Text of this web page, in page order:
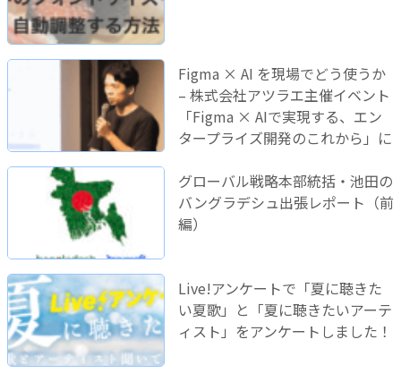
Figma × AI を現場でどう使うか
– 株式会社アツラエ主催イベント
「Figma × AIで実現する、エン
タープライズ開発のこれから」に
グローバル戦略本部統括・池田の
バングラデシュ出張レポート（前
編）
Live!アンケートで「夏に聴きた
い夏歌」と「夏に聴きたいアーテ
ィスト」をアンケートしました！